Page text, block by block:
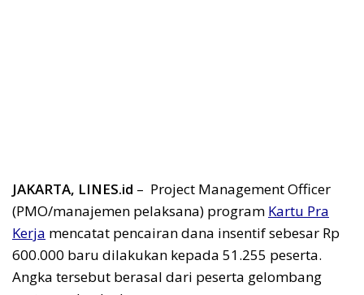
JAKARTA, LINES.id – Project Management Officer
(PMO/manajemen pelaksana) program Kartu Pra
Kerja mencatat pencairan dana insentif sebesar Rp
600.000 baru dilakukan kepada 51.255 peserta.
Angka tersebut berasal dari peserta gelombang